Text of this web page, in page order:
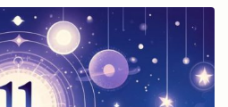
nỗ lực phi thường. Bài viết
phá sâu hơn về chỉ số Linh
phẩm chất vượt trội của
số này....